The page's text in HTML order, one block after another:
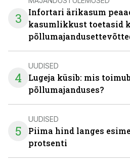
3
Infortari ärikasum
kasumlikkust toetasid
4
UUDISED
Lugeja küsib: mis
põllumajanduses?
5
UUDISED
Piima hind langes
protsenti